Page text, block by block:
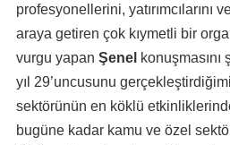
profesyonellerini, yatırımcılarını
araya getiren çok kıymetli bir
vurgu yapan Şenel
yıl 29’uncusunu
sektörünün en köklü
bugüne kadar kamu ve özel